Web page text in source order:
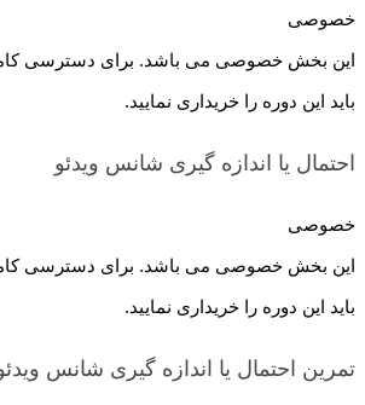
خصوصی
این بخش خصوصی می باشد. برای دسترسی
باید این دوره را خریداری نمایید.
احتمال یا اندازه گیری شانس ویدئو
خصوصی
این بخش خصوصی می باشد. برای دسترسی
باید این دوره را خریداری نمایید.
تمرین احتمال یا اندازه گیری شانس